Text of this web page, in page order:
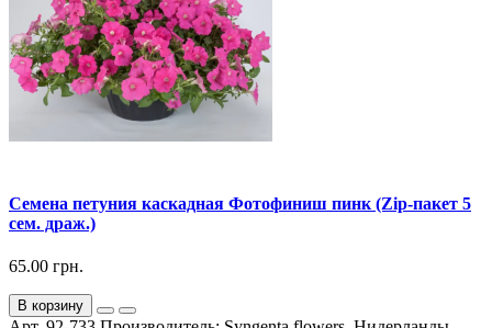
Семена петуния каскадная Фотофиниш пинк (Zip-пакет 5
сем. драж.)
65.00 грн.
В корзину